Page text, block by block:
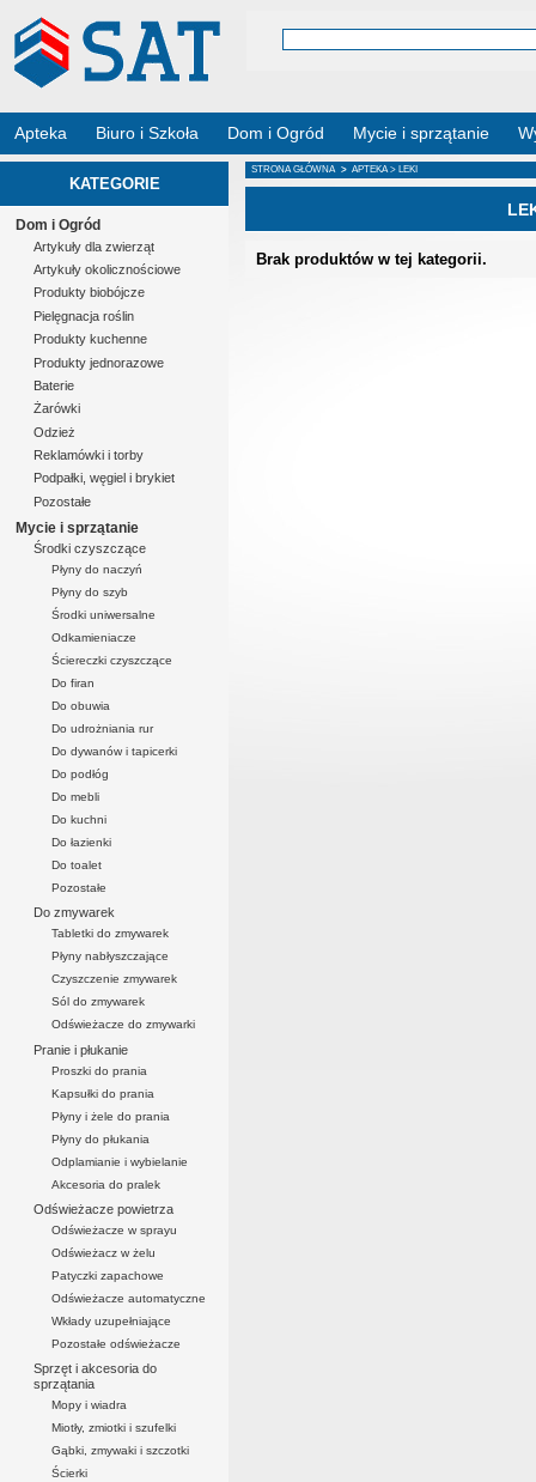
Apteka Biuro i Szkoła Dom i Ogród Mycie i sprzątanie
KATEGORIE
Dom i Ogród
Artykuły dla zwierząt
Artykuły okolicznościowe
Produkty biobójcze
Pielęgnacja roślin
Produkty kuchenne
Produkty jednorazowe
Baterie
Żarówki
Odzież
Reklamówki i torby
Podpałki, węgiel i brykiet
Pozostałe
Mycie i sprzątanie
Środki czyszczące
Płyny do naczyń
Płyny do szyb
Środki uniwersalne
Odkamieniacze
Ściereczki czyszczące
Do firan
Do obuwia
Do udrożniania rur
Do dywanów i tapicerki
Do podłóg
Do mebli
Do kuchni
Do łazienki
Do toalet
Pozostałe
Do zmywarek
Tabletki do zmywarek
Płyny nabłyszczające
Czyszczenie zmywarek
Sól do zmywarek
Odświeżacze do zmywarki
Pranie i płukanie
Proszki do prania
Kapsułki do prania
Płyny i żele do prania
Płyny do płukania
Odplamianie i wybielanie
Akcesoria do pralek
Odświeżacze powietrza
Odświeżacze w sprayu
Odświeżacz w żelu
Patyczki zapachowe
Odświeżacze automatyczne
Wkłady uzupełniające
Pozostałe odświeżacze
Sprzęt i akcesoria do
sprzątania
Mopy i wiadra
Miotły, zmiotki i szufelki
Gąbki, zmywaki i szczotki
Ścierki
STRONA GŁÓWNA > APTEKA > LEKI
Brak produktów w tej kategorii.